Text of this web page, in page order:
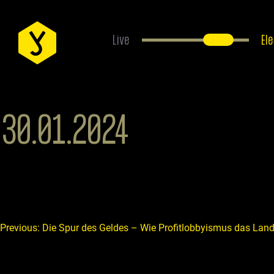
ÜBER UNS
FAQS
Live
30.01.2024
Beitragsnavigation
Previous: Die Spur des Geldes – Wie Profitlobbyismus das